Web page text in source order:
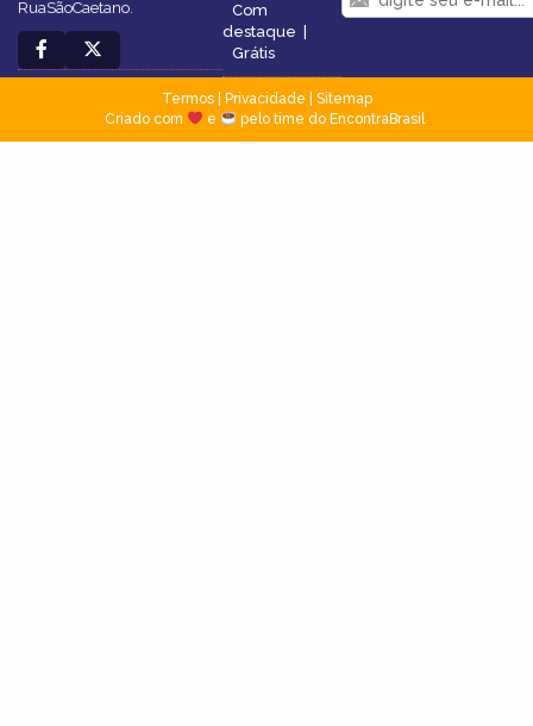
RuaSãoCaetano.
Com
destaque |
Grátis
Termos| Privacidade
Sitemap
Criado com
e pelo time do EncontraBrasil